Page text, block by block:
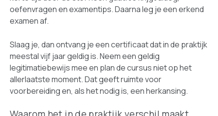
oefenvragen en examentips. Daarna leg je een erkend
examen af.
Slaag je, dan ontvang je een certificaat dat in de praktijk
meestal vijf jaar geldig is. Neem een geldig
legitimatiebewijs mee en plan de cursus niet op het
allerlaatste moment. Dat geeft ruimte voor
voorbereiding en, als het nodig is, een herkansing.